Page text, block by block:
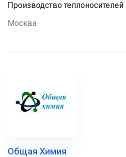
Производство
Москва
Общая Химия